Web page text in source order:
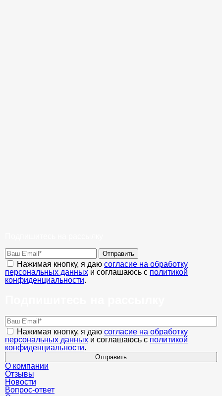
Отправить
Нажимая кнопку, я даю согласие на обработку
персональных данных и соглашаюсь с политикой
конфиденциальности.
Нажимая кнопку, я даю согласие на обработку
персональных данных и соглашаюсь с политикой
конфиденциальности.
Отправить
О компании
Отзывы
Новости
Вопрос-ответ